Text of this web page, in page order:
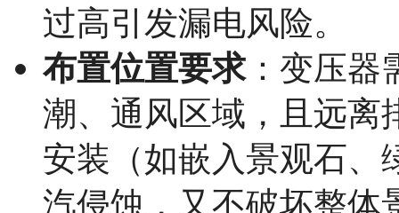
过高引发漏电风险。
布置位置要求：变压器
潮、通风区域，且远离
安装（如嵌入景观石、
汽侵蚀，又不破坏整体